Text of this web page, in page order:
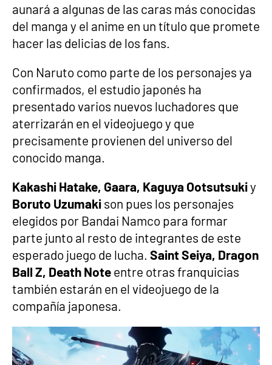
aunará a algunas de las caras más conocidas
del manga y el anime en un título que promete
hacer las delicias de los fans.
Con Naruto como parte de los personajes ya
confirmados, el estudio japonés ha
presentado varios nuevos luchadores que
aterrizarán en el videojuego y que
precisamente provienen del universo del
conocido manga.
Kakashi Hatake, Gaara, Kaguya Ootsutsukiy
Boruto Uzumaki son pues los personajes
elegidos por Bandai Namco para formar
parte junto al resto de integrantes de este
esperado juego de lucha. Saint Seiya, Dragon
Ball Z, Death Note entre otras franquicias
también estarán en el videojuego de la
compañía japonesa.